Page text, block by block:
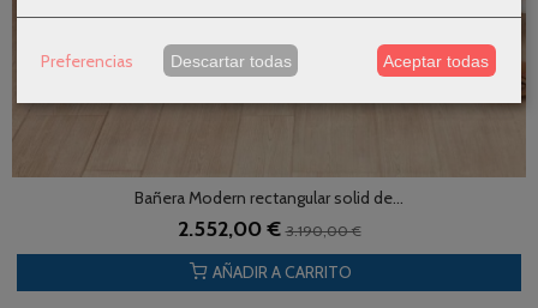
Bañera Modern rectangular solid de...
2.552,00 €3.190,00 €
AÑADIR A CARRITO
Preferencias Descartar todas Aceptar todas